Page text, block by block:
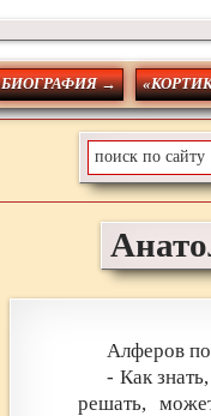
БИОГРАФИЯ →
Алферов
- Как
решать,